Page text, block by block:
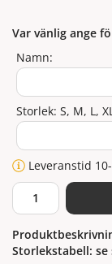
Var vänlig ange
Namn:
Storlek: S, M, L,
Leveranstid
Storlekstabell: se